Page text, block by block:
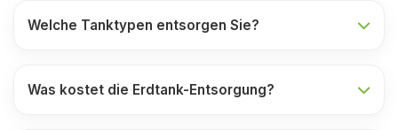
Welche Tanktypen entsorgen Sie?
Was kostet die Erdtank-Entsorgung?